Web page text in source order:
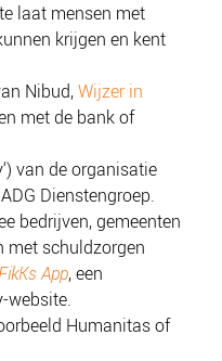
laat mensen met
krijgen en kent
Nibud,Wijzer in
met de bank of
van de organisatie
Dienstengroep.
bedrijven, gemeenten
met schuldzorgen
App, een
website.
Humanitas of